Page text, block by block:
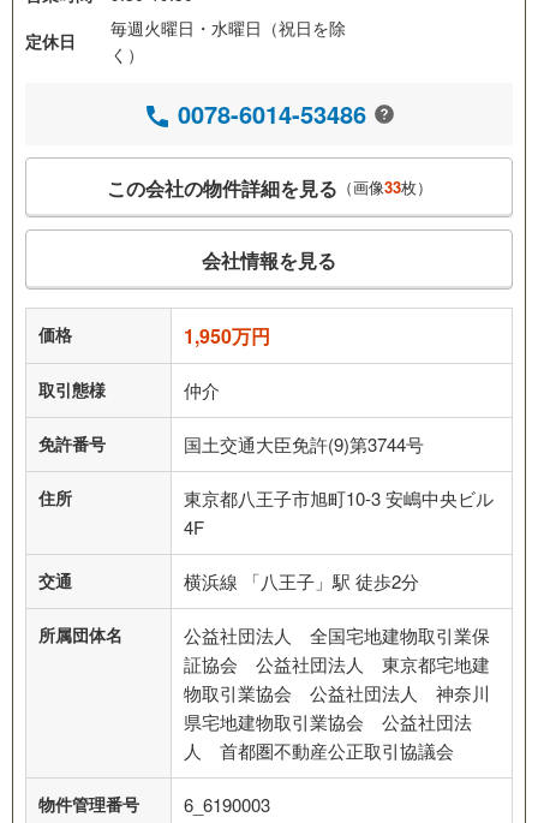
定休日
毎週火曜日・水曜日（祝日を除
く）
0078-6014-53486
この会社の物件詳細を見る （画像33枚）
会社情報を見る
価格 1,950万円
取引態様 仲介
免許番号 国土交通大臣免許(9)第3744号
住所
東京都八王子市旭町10-3 安嶋中央ビル
4F
交通 横浜線 「八王子」駅 徒歩2分
所属団体名
公益社団法人 全国宅地建物取引業保
証協会 公益社団法人 東京都宅地建
物取引業協会 公益社団法人 神奈川
県宅地建物取引業協会 公益社団法
人 首都圏不動産公正取引協議会
物件管理番号 6_6190003